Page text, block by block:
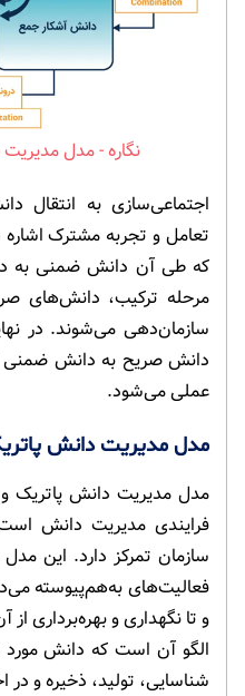
مدل مدیریت
اجتماعی‌سازی به انتقال
تعامل و تجربه مشترک
که طی آن دانش ضمنی به
مرحله ترکیب، دانش‌های
سازمان‌دهی می‌شوند. در
دانش صریح به دانش ضمنی
عملی می‌شود.
مدل مدیریت دانش
فرایندی مدیریت دانش
سازمان تمرکز دارد. این
فعالیت‌های به‌هم‌پیوسته
و تا نگهداری و بهره‌برداری
الگو آن است که دانش مورد
شناسایی، تولید، ذخیره و در